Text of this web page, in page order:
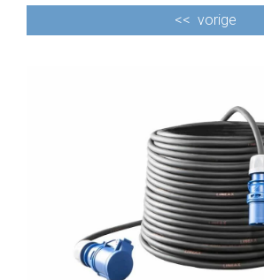
<< vorige